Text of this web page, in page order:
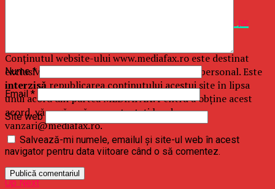
MEDIAFAX.RO pe
Conținutul website-ului www.mediafax.ro este destinat
exclusiv informării și uzului dumneavoastră personal. Este
interzisărepublicarea conținutului acestui site în lipsa
unui acord din partea MEDIAFAX. Pentru a obține acest
acord, vă rugăm să ne contactați la adresa
vanzari@mediafax.ro.
Related Topics:
Up Next
Nume*
Email *
Site web
Salvează-mi numele, emailul și site-ul web în acest
navigator pentru data viitoare când o să comentez.